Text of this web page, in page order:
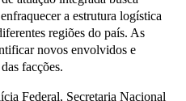
a estrutura logística
regiões do país. As
novos envolvidos e
facções.
Federal, Secretaria Nacional